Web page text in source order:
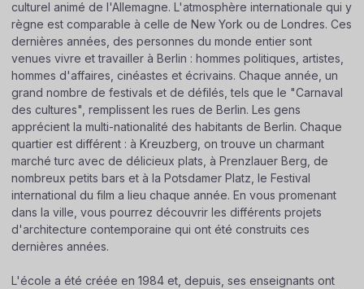
culturel animé de l'Allemagne. L'atmosphère internationale qui y
règne est comparable à celle de New York ou de Londres. Ces
dernières années, des personnes du monde entier sont
venues vivre et travailler à Berlin : hommes politiques, artistes,
hommes d'affaires, cinéastes et écrivains. Chaque année, un
grand nombre de festivals et de défilés, tels que le "Carnaval
des cultures", remplissent les rues de Berlin. Les gens
apprécient la multi-nationalité des habitants de Berlin. Chaque
quartier est différent : à Kreuzberg, on trouve un charmant
marché turc avec de délicieux plats, à Prenzlauer Berg, de
nombreux petits bars et à la Potsdamer Platz, le Festival
international du film a lieu chaque année. En vous promenant
dans la ville, vous pourrez découvrir les différents projets
d'architecture contemporaine qui ont été construits ces
dernières années.
L'école a été créée en 1984 et, depuis, ses enseignants ont